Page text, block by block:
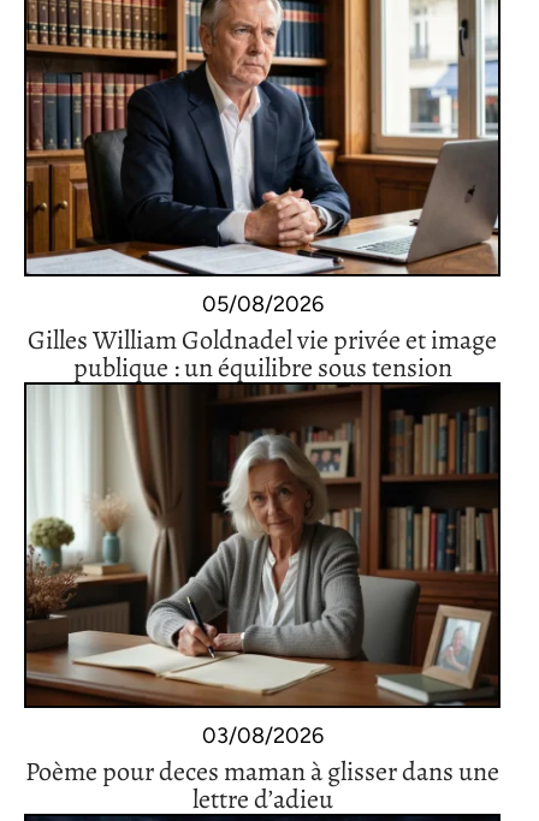
05/08/2026
Gilles William Goldnadel vie privée et image
publique : un équilibre sous tension
03/08/2026
Poème pour deces maman à glisser dans une
lettre d’adieu